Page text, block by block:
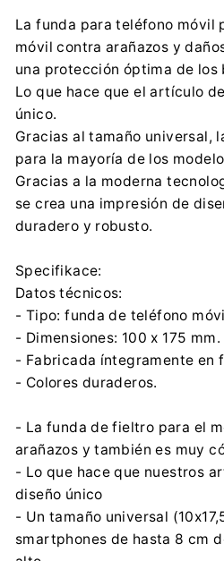
0048 42
ARCO DESIGN
0048 42
La funda para teléfono móvil
móvil contra arañazos y
una protección óptima de los
Lo que hace que el artículo
único.
Gracias al tamaño universal,
para la mayoría de los
Gracias a la moderna
se crea una impresión de
duradero y robusto.
Specifikace:
Datos técnicos:
- Tipo: funda de teléfono
- Dimensiones: 100 x 175 mm.
- Fabricada íntegramente en
- Colores duraderos.
- La funda de fieltro para el
arañazos y también es muy
- Lo que hace que nuestros
diseño único
- Un tamaño universal
smartphones de hasta 8 cm